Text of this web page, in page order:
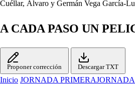
Cuéllar, Álvaro y Germán Vega García-
A CADA PASO UN
Proponer corrección Descargar TXT
Inicio JORNADA PRIMERA